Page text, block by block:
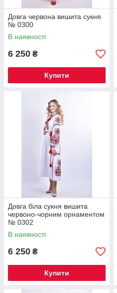
Довга червона вишита сукня
№ 0300
В наявності
6 250 ₴
Купити
Довга біла сукня вишита
червоно-чорним орнаментом
№ 0302
В наявності
6 250 ₴
Купити